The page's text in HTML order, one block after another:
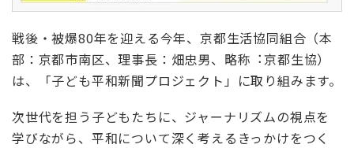
戦後・被爆80年を迎える今年、京都生活協同組合（本
部：京都市南区、理事長：畑忠男、略称 ︓京都生協）
は、「子ども平和新聞プロジェクト」に取り組みます。
次世代を担う子どもたちに、ジャーナリズムの視点を
学びながら、平和について深く考えるきっかけをつく